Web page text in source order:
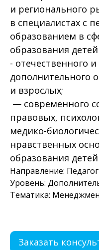
и регионального
в специалистах с
образованием в
образования
- отечественного
дополнительного
и взрослых;
— современного
правовых,
медико-
нравственных
образования
Направление:
Уровень:
Тематика:
Заказать